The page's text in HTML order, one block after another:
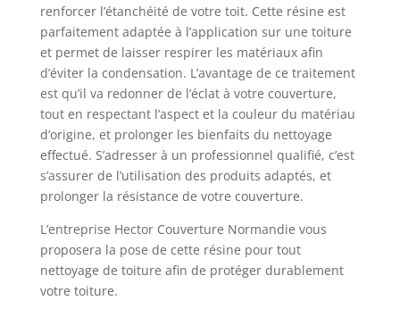
renforcer l’étanchéité de votre toit. Cette résine est
parfaitement adaptée à l’application sur une toiture
et permet de laisser respirer les matériaux afin
d’éviter la condensation. L’avantage de ce traitement
est qu’il va redonner de l’éclat à votre couverture,
tout en respectant l’aspect et la couleur du matériau
d’origine, et prolonger les bienfaits du nettoyage
effectué. S’adresser à un professionnel qualifié, c’est
s’assurer de l’utilisation des produits adaptés, et
prolonger la résistance de votre couverture.
L’entreprise Hector Couverture Normandie vous
proposera la pose de cette résine pour tout
nettoyage de toiture afin de protéger durablement
votre toiture.